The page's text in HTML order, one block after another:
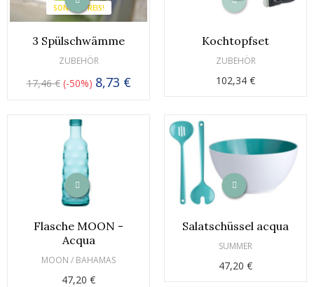
SONDERPREIS!
3 Spülschwämme
ZUBEHÖR
17,46 € -50% 8,73 €
Kochtopfset
ZUBEHÖR
102,34 €
Flasche MOON -
Acqua
MOON / BAHAMAS
47,20 €
Salatschüssel acqua
SUMMER
47,20 €